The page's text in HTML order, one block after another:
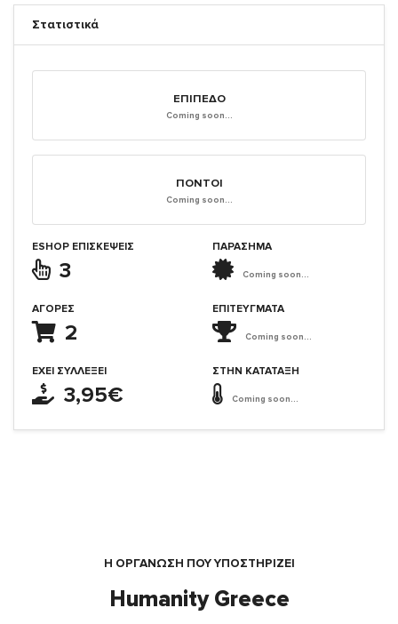
Στατιστικά
ΕΠΊΠΕΔΟ
Coming soon...
ΠΌΝΤΟΙ
Coming soon...
ESHOP ΕΠΙΣΚΈΨΕΙΣ
3
ΑΓΟΡΈΣ
2
ΈΧΕΙ ΣΥΛΛΈΞΕΙ
3,95€
ΠΑΡΑΣΗΜΑ
Coming soon...
ΕΠΙΤΕΎΓΜΑΤΑ
Coming soon...
ΣΤΗΝ ΚΑΤΆΤΑΞΗ
Coming soon...
Η ΟΡΓΆΝΩΣΗ ΠΟΥ ΥΠΟΣΤΗΡΙΖΕΙ
Humanity Greece